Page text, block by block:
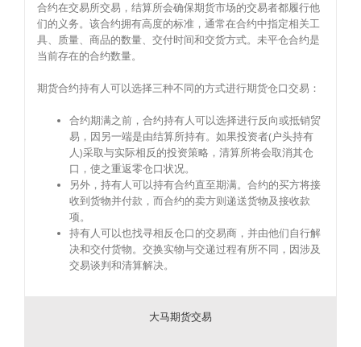
合约在交易所交易，结算所会确保期货市场的交易者都履行他
们的义务。该合约拥有高度的标准，通常在合约中指定相关工
具、质量、商品的数量、交付时间和交货方式。未平仓合约是
当前存在的合约数量。
期货合约持有人可以选择三种不同的方式进行期货仓口交易：
合约期满之前，合约持有人可以选择进行反向或抵销贸
易，因另一端是由结算所持有。如果投资者(户头持有
人)采取与实际相反的投资策略，清算所将会取消其仓
口，使之重返零仓口状况。
另外，持有人可以持有合约直至期满。合约的买方将接
收到货物并付款，而合约的卖方则递送货物及接收款
项。
持有人可以也找寻相反仓口的交易商，并由他们自行解
决和交付货物。交换实物与交递过程有所不同，因涉及
交易谈判和清算解决。
大马期货交易